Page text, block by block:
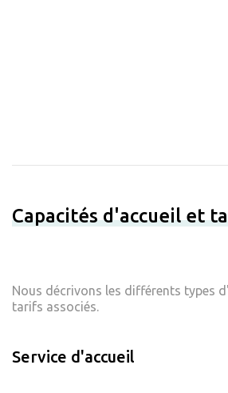
Capacités d'accueil et
Nous décrivons les différents types
tarifs associés.
Service d'accueil